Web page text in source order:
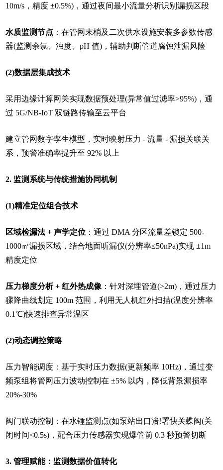
10m/s，精度 ±0.5%)，通过夜间最小流量分析识别漏损区段
水质监测节点 ：在管网末梢及二次供水设施安装多参数传感
器(监测余氯、浊度、pH 值)，辅助判断管道腐蚀泄漏风险
(2)数据层集成技术
采用边缘计算网关实现数据预处理(异常值过滤率>95%)，通
过 5G/NB-IoT 双链路传输至云平台
建立管网数字孪生模型，实时映射压力 - 流量 - 漏损关联关
系，预警准确率提升至 92% 以上
2. 监测系统与传统措施协同机制
(1)精准定位组合技术
区域检漏法 + 声学定位 ：通过 DMA 分区流量差锁定 500-
1000㎡漏损区域，结合地面听漏仪(分辨率≤50nPa)实现 ±1m
精度定位
压力梯度分析 + 红外热成像 ：针对深埋管道(>2m)，通过压力
骤降曲线划定 100m 范围，利用无人机红外扫描(温度分辨率
0.1℃)快速排查异常温区
(2)动态调控策略
压力智能调度：基于实时压力数据(更新频率 10Hz)，通过变
频泵组将管网压力波动控制在 ±5% 以内，降低背景漏损率
20%-30%
阀门联动控制：在水锤监测点(如泵站出口)部署快关蝶阀(关
闭时间<0.5s)，配合压力传感器实现爆管前 0.3 秒预警切断
3. 管理赋能：监测数据价值转化